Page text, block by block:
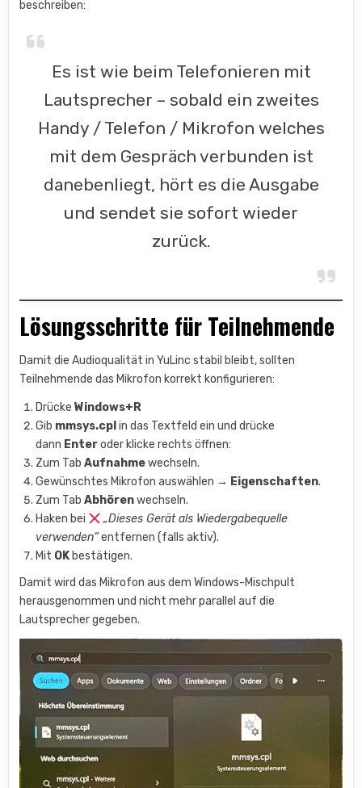
beschreiben:
Es ist wie beim Telefonieren mit
Lautsprecher – sobald ein zweites
Handy / Telefon / Mikrofon welches
mit dem Gespräch verbunden ist
danebenliegt, hört es die Ausgabe
und sendet sie sofort wieder
zurück.
Lösungsschritte für Teilnehmende
Damit die Audioqualität in YuLinc stabil bleibt, sollten
Teilnehmende das Mikrofon korrekt konfigurieren:
DrückeWindows+R
Gib mmsys.cpl in das Textfeld ein und drücke
dann Enteroder klicke rechts öffnen:
Zum TabAufnahmewechseln.
Gewünschtes Mikrofon auswählen → Eigenschaften.
Zum TabAbhörenwechseln.
Haken bei
„Dieses Gerät als Wiedergabequelle
verwenden“entfernen (falls aktiv).
Mit OK bestätigen.
Damit wird das Mikrofon aus dem Windows-Mischpult
herausgenommen und nicht mehr parallel auf die
Lautsprecher gegeben.